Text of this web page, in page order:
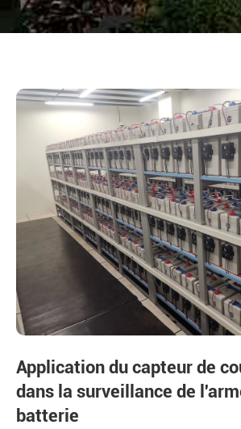
Application du capteur de
dans la surveillance de
batterie